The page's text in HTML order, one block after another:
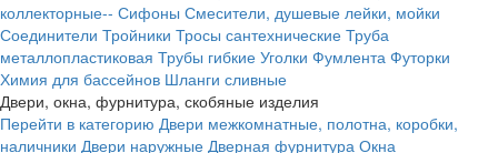
коллекторные-- Сифоны Смесители, душевые лейки, мойки
Соединители Тройники Тросы сантехнические Труба
металлопластиковая Трубы гибкие Уголки Фумлента Футорки
Химия для бассейнов Шланги сливные
Двери, окна, фурнитура, скобяные изделия
Перейти в категорию Двери межкомнатные, полотна, коробки,
наличники Двери наружные Дверная фурнитура Окна